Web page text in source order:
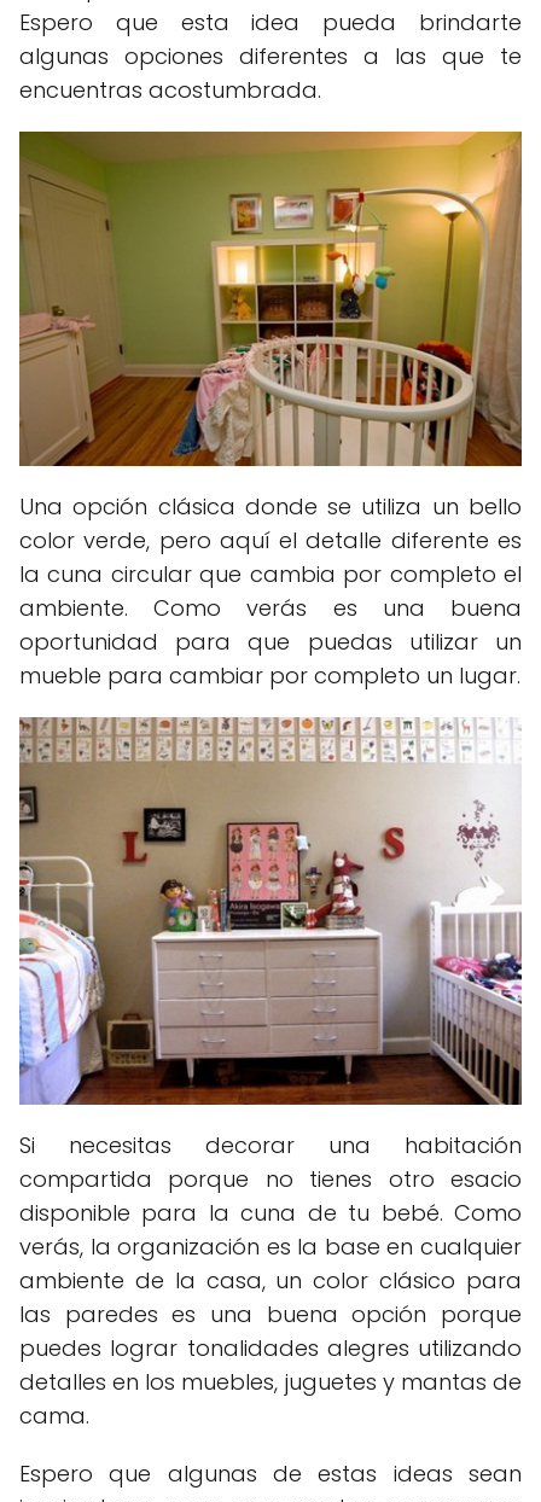
Espero que esta idea pueda brindarte
algunas opciones diferentes a las que te
encuentras acostumbrada.
Una opción clásica donde se utiliza un bello
color verde, pero aquí el detalle diferente es
la cuna circular que cambia por completo el
ambiente. Como verás es una buena
oportunidad para que puedas utilizar un
mueble para cambiar por completo un lugar.
Si necesitas decorar una habitación
compartida porque no tienes otro esacio
disponible para la cuna de tu bebé. Como
verás, la organización es la base en cualquier
ambiente de la casa, un color clásico para
las paredes es una buena opción porque
puedes lograr tonalidades alegres utilizando
detalles en los muebles, juguetes y mantas de
cama.
Espero que algunas de estas ideas sean